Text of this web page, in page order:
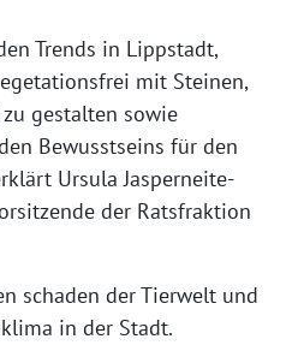
Trends in Lippstadt,
mit Steinen,
gestalten sowie
Bewusstseins für den
Ursula Jasperneite-
der Ratsfraktion
schaden der Tierwelt und
in der Stadt.